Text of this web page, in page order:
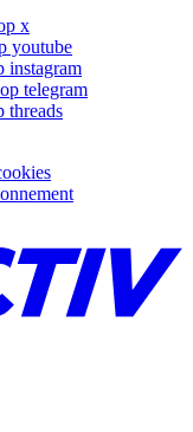
x
youtube
instagram
telegram
threads